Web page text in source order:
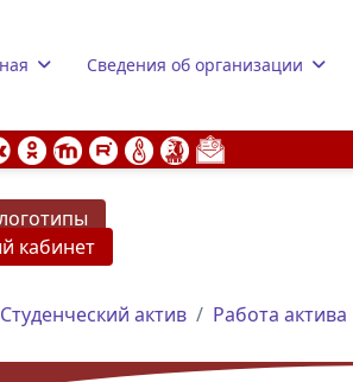
Сведения об организации
кабинет
Студенческий актив Работа актива